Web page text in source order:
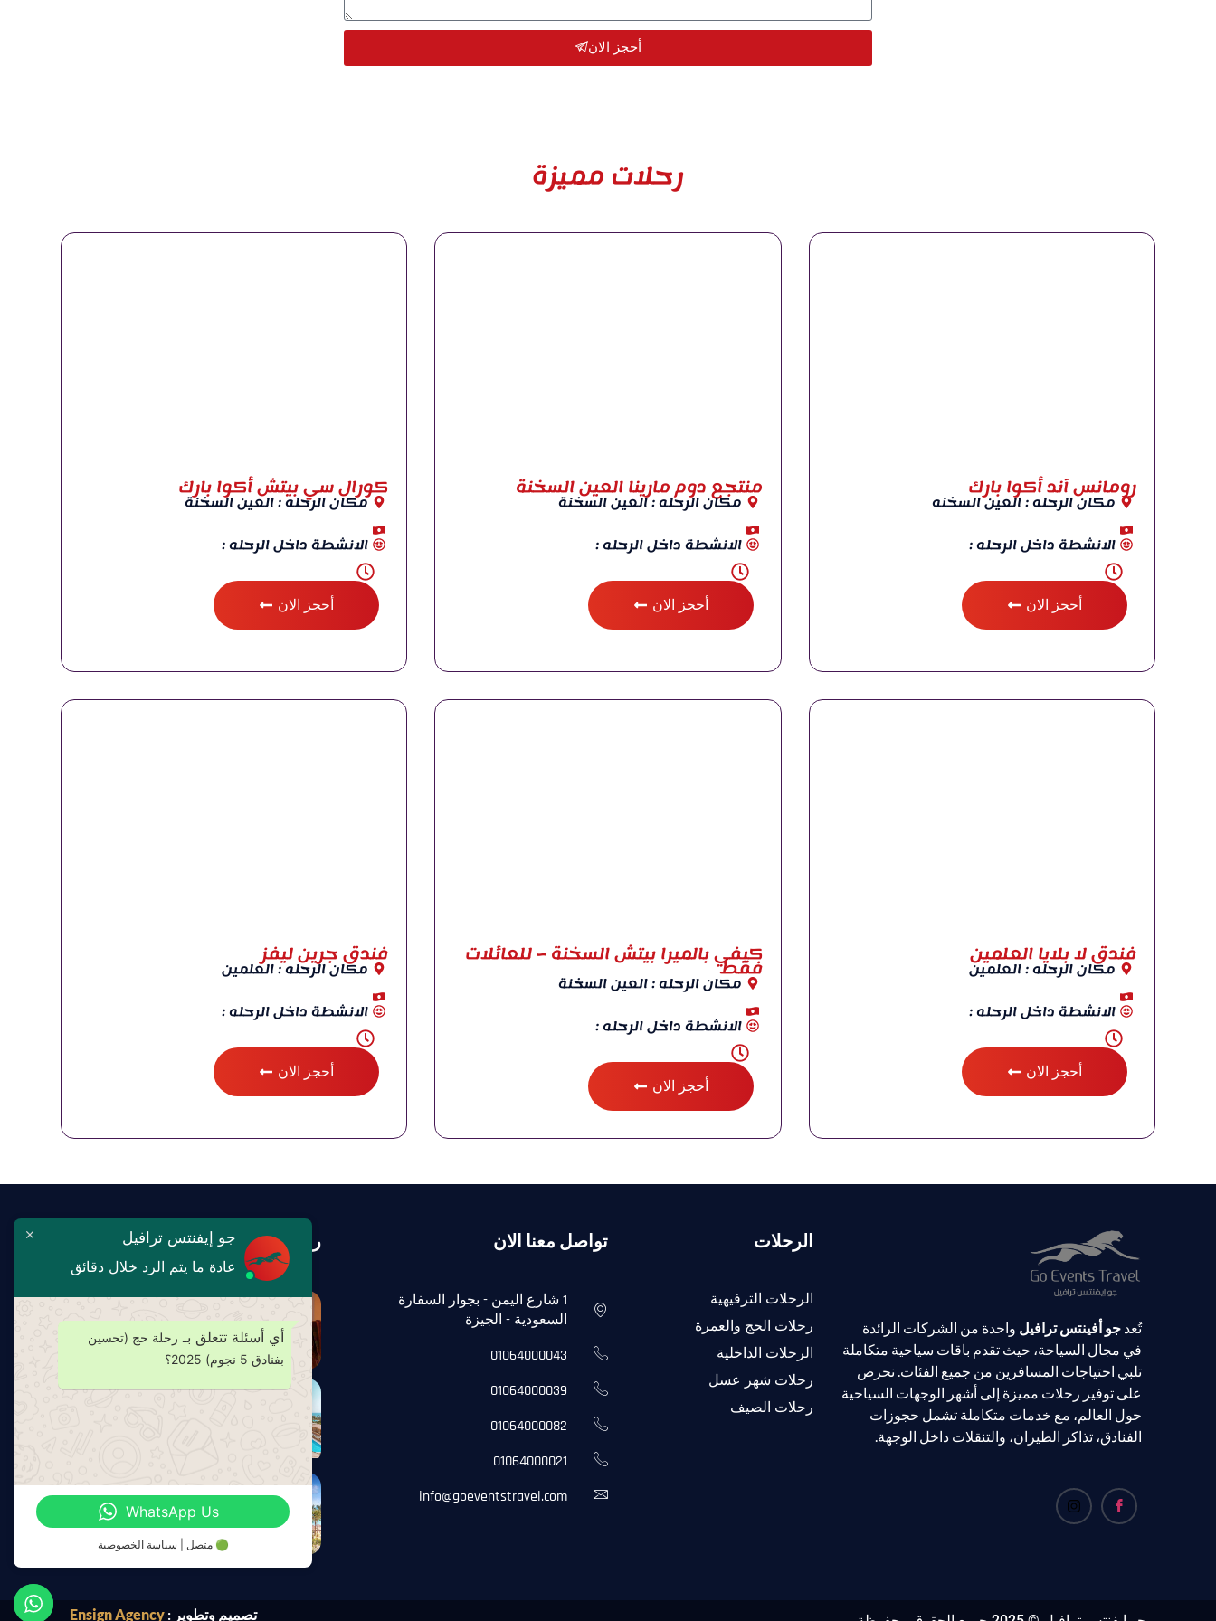
أحجز الان
رحلات مميزة
رومانس آند أكوا بارك
مكان الرحله : العين السخنه
الانشطة داخل الرحله :
أحجز الان
منتجع دوم مارينا العين السخنة
مكان الرحله : العين السخنة
الانشطة داخل الرحله :
أحجز الان
كورال سي بيتش أكوا بارك
مكان الرحله : العين السخنة
الانشطة داخل الرحله :
أحجز الان
فندق لا بلايا العلمين
مكان الرحله : العلمين
الانشطة داخل الرحله :
أحجز الان
كيفي بالميرا بيتش السخنة – للعائلات
فقط
مكان الرحله : العين السخنة
الانشطة داخل الرحله :
أحجز الان
فندق جرين ليفز
مكان الرحله : العلمين
الانشطة داخل الرحله :
أحجز الان
تُعدجو أفينتس ترافيل واحدة من الشركات الرائدة
في مجال السياحة، حيث تقدم باقات سياحية متكاملة
تلبي احتياجات المسافرين من جميع الفئات. نحرص
على توفير رحلات مميزة إلى أشهر الوجهات السياحية
حول العالم، مع خدمات متكاملة تشمل حجوزات
الفنادق، تذاكر الطيران، والتنقلات داخل الوجهة.
الرحلات
الرحلات الترفيهية
رحلات الحج والعمرة
الرحلات الداخلية
رحلات شهر عسل
رحلات الصيف
تواصل معنا الان
1 شارع اليمن - بجوار السفارة
السعودية - الجيزة
01064000043
01064000039
01064000082
01064000021
info@goeventstravel.com
رحلتك تبدأ معنا
تصميم وتطوير : Ensign Agency
جو إيفنتس ترافيل
عادة ما يتم الرد خلال دقائق
أي أسئلة تتعلق بـ رحلة حج (تحسين
بفنادق 5 نجوم) 2025؟
WhatsApp Us
🟢متصل | سياسة الخصوصية